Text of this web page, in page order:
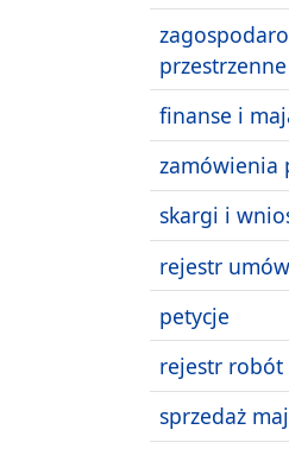
przestrzenne
finanse i
zamówienia
skargi i
rejestr umów
petycje
rejestr robót
sprzedaż